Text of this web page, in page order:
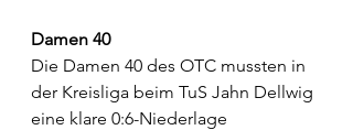
Damen 40
Die Damen 40 des OTC mussten in
der Kreisliga beim TuS Jahn Dellwig
eine klare 0:6-Niederlage